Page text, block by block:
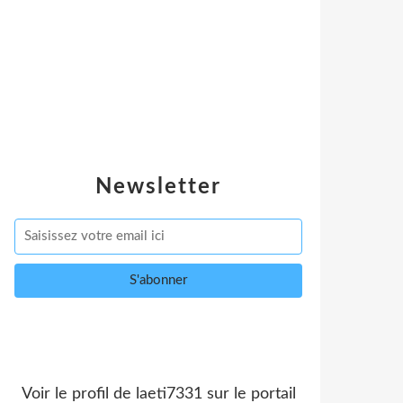
Newsletter
Voir le profil de laeti7331sur le portail